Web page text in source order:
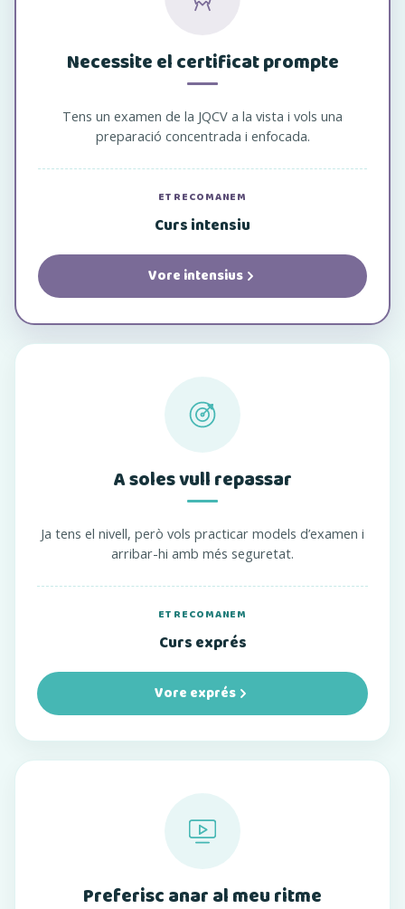
Necessite el certificat prompte
Tens un examen de la JQCV a la vista i vols una
preparació concentrada i enfocada.
ET RECOMANEM
Curs intensiu
Vore intensius
A soles vull repassar
Ja tens el nivell, però vols practicar models d’examen i
arribar-hi amb més seguretat.
ET RECOMANEM
Curs exprés
Vore exprés
Preferisc anar al meu ritme